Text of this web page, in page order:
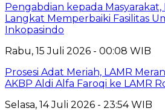
Pengabdian kepada Masyarakat,
Langkat Memperbaiki Fasilitas
Inkopasindo
Rabu, 15 Juli 2026 - 00:08 WIB
Prosesi Adat Meriah, LAMR
AKBP Aldi Alfa Faroqi ke LAMR
Selasa, 14 Juli 2026 - 23:54 WIB